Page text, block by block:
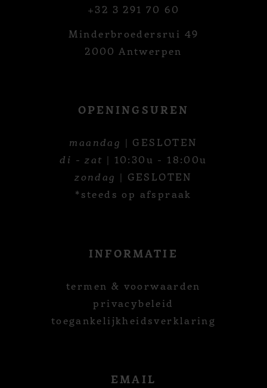
+32 3 291 70 60
Minderbroedersrui 49
2000 Antwerpen
OPENINGSUREN
maandag | GESLOTEN
di - zat | 10:30u - 18:00u
zondag | GESLOTEN
*steeds op afspraak
INFORMATIE
termen & voorwaarden
privacybeleid
toegankelijkheidsverklaring
EMAIL